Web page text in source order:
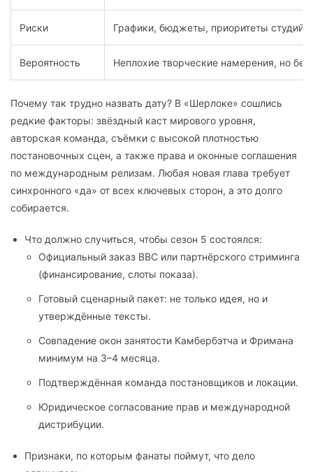
Риски Графики, бюджеты, приоритеты студий
Вероятность Неплохие творческие намерения, но без
Почему так трудно назвать дату? В «Шерлоке» сошлись
редкие факторы: звёздный каст мирового уровня,
авторская команда, съёмки с высокой плотностью
постановочных сцен, а также права и оконные соглашения
по международным релизам. Любая новая глава требует
синхронного «да» от всех ключевых сторон, а это долго
собирается.
Что должно случиться, чтобы сезон 5 состоялся:
Официальный заказ BBC или партнёрского стриминга
(финансирование, слоты показа).
Готовый сценарный пакет: не только идея, но и
утверждённые тексты.
Совпадение окон занятости Камбербэтча и Фримана
минимум на 3–4 месяца.
Подтверждённая команда постановщиков и локации.
Юридическое согласование прав и международной
дистрибуции.
Признаки, по которым фанаты поймут, что дело